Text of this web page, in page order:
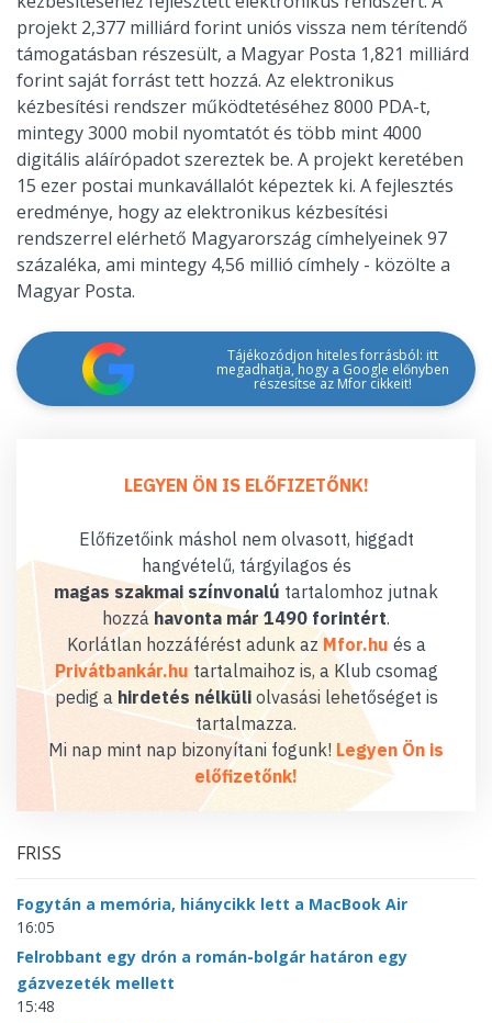
projekt 2,377 milliárd forint uniós vissza nem térítendő
támogatásban részesült, a Magyar Posta 1,821 milliárd
forint saját forrást tett hozzá. Az elektronikus
kézbesítési rendszer működtetéséhez 8000 PDA-t,
mintegy 3000 mobil nyomtatót és több mint 4000
digitális aláírópadot szereztek be. A projekt keretében
15 ezer postai munkavállalót képeztek ki. A fejlesztés
eredménye, hogy az elektronikus kézbesítési
rendszerrel elérhető Magyarország címhelyeinek 97
százaléka, ami mintegy 4,56 millió címhely - közölte a
Magyar Posta.
Tájékozódjon hiteles forrásból: itt
megadhatja, hogy a Google előnyben
részesítse az Mfor cikkeit!
LEGYEN ÖN IS ELŐFIZETŐNK!
Előfizetőink máshol nem olvasott, higgadt
hangvételű, tárgyilagos és
magas szakmai színvonalú tartalomhoz jutnak
hozzáhavonta már 1490 forintért.
Korlátlan hozzáférést adunk az Mfor.hu és a
Privátbankár.hu tartalmaihoz is, a Klub csomag
pedig a hirdetés nélküliolvasási lehetőséget is
tartalmazza.
Mi nap mint nap bizonyítani fogunk! Legyen Ön is
előfizetőnk!
FRISS
Fogytán a memória, hiánycikk lett a MacBook Air
16:05
Felrobbant egy drón a román-bolgár határon egy
gázvezeték mellett
15:48